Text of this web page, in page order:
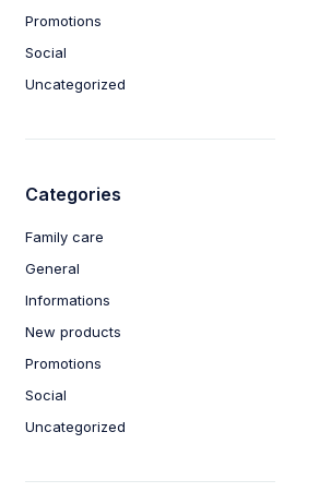
Promotions
Social
Uncategorized
Categories
Family care
General
Informations
New products
Promotions
Social
Uncategorized